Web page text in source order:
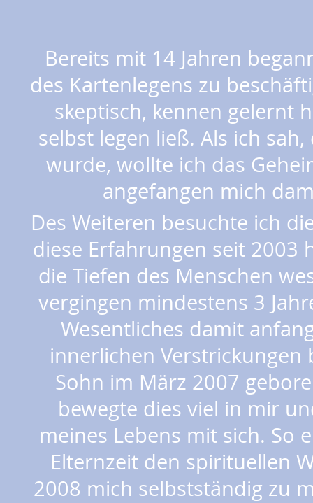
Bereits mit 14 Jahren
des Kartenlegens zu
skeptisch, kennen gelernt
selbst legen ließ. Als ich
wurde, wollte ich das
angefangen mich
Des Weiteren besuchte ich
diese Erfahrungen seit 2003
die Tiefen des Menschen
vergingen mindestens 3
Wesentliches damit
innerlichen
Sohn im März 2007
bewegte dies viel in mir
meines Lebens mit sich. So
Elternzeit den spirituellen
2008 mich selbstständig zu